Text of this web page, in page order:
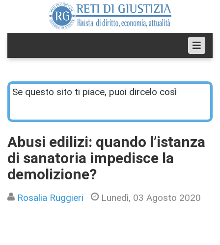
Se questo sito ti piace, puoi dircelo così
Abusi edilizi: quando l’istanza
di sanatoria impedisce la
demolizione?
Rosalia Ruggieri Lunedì, 03 Agosto 2020